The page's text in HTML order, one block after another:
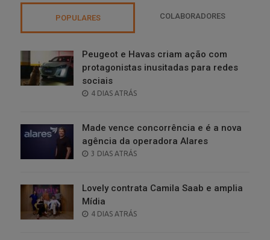
POPULARES COLABORADORES
Peugeot e Havas criam ação com
protagonistas inusitadas para redes
sociais
POSTED
4 DIAS ATRÁS
Made vence concorrência e é a nova
agência da operadora Alares
POSTED
3 DIAS ATRÁS
Lovely contrata Camila Saab e amplia
Mídia
POSTED
4 DIAS ATRÁS